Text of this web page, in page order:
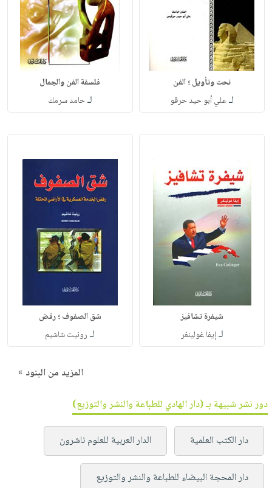
نحت وتأويل ؛ الفن
لـعلي أبو حيد حرقو
فلسفة الفن والجمال
لـحامد سرمك
شيفرة تشافيز
لـإيفا غولينغر
شق الصفوف ؛ رفض
لـ رونيت شاشيم
المزيد من البنود »
دور نشر شبيهة بـ (دار الهادي للطباعة والنشر والتوزيع)
دار الكتب العلمية الدار العربية للعلوم ناشرون
دار المحجة البيضاء للطباعة والنشر والتوزيع